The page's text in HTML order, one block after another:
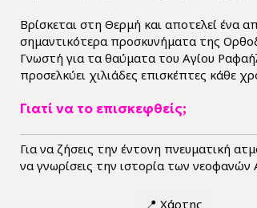
Βρίσκεται στη Θερμή και αποτελεί ένα
σημαντικότερα προσκυνήματα της
Γνωστή για τα θαύματα του Αγίου
προσελκύει χιλιάδες επισκέπτες κάθε
Γιατί να το επισκεφθείς;
Για να ζήσεις την έντονη πνευματική
να γνωρίσεις την ιστορία των νεοφανών
📍 Χάρτης